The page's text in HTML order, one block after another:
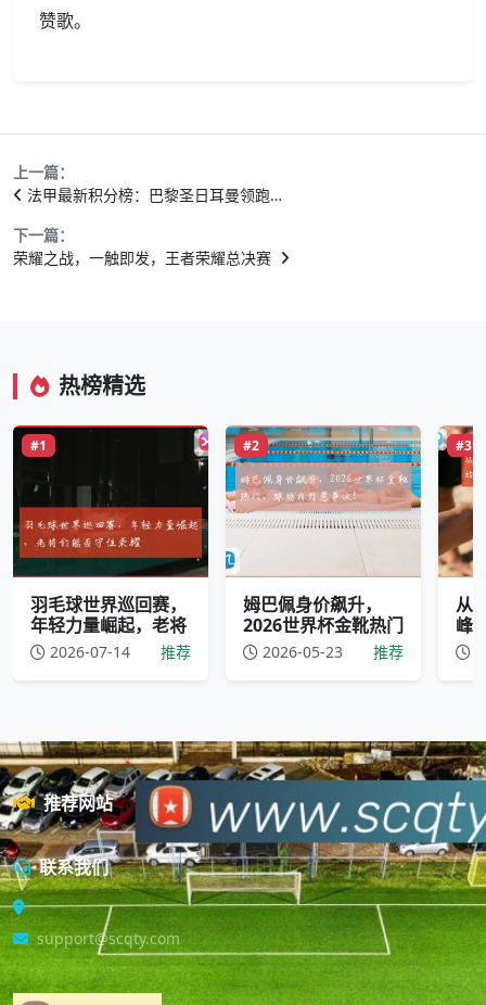
赞歌。
上一篇：
法甲最新积分榜：巴黎圣日耳曼领跑…
下一篇：
荣耀之战，一触即发，王者荣耀总决赛
热榜精选
#1
羽毛球世界巡回赛，
年轻力量崛起，老将
2026-07-14 推荐
#2
姆巴佩身价飙升，
2026世界杯金靴热门
2026-05-23 推荐
#3
从
峰
推荐网站
联系我们
support@scqty.com